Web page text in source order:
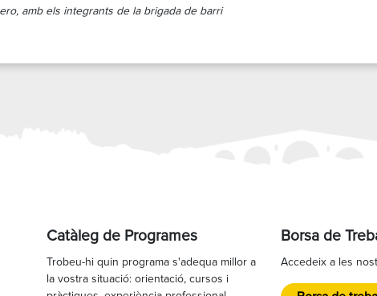
amb els integrants de la brigada de barri
Catàleg de Programes
Trobeu-hi quin programa s'adequa millor a
la vostra situació: orientació, cursos i
Borsa de
Accedeix a les